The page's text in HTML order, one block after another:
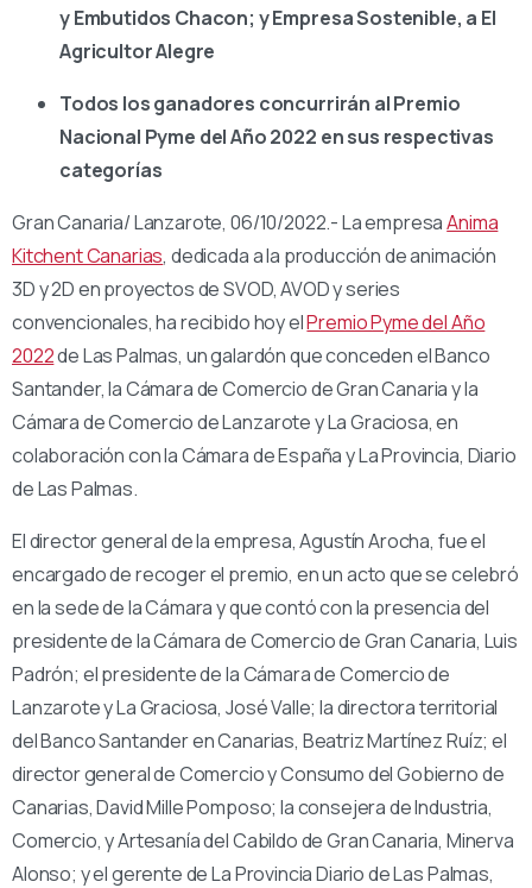
y Embutidos Chacon; y Empresa Sostenible, a El
Agricultor Alegre
Todos los ganadores concurrirán al Premio
Nacional Pyme del Año 2022 en sus respectivas
categorías
Gran Canaria/ Lanzarote, 06/10/2022.- La empresaAnima
Kitchent Canarias, dedicada a la producción de animación
3D y 2D en proyectos de SVOD, AVOD y series
convencionales, ha recibido hoy elPremio Pyme del Año
2022de Las Palmas, un galardón que conceden el Banco
Santander, la Cámara de Comercio de Gran Canaria y la
Cámara de Comercio de Lanzarote y La Graciosa, en
colaboración con la Cámara de España y La Provincia, Diario
de Las Palmas.
El director general de la empresa, Agustín Arocha, fue el
encargado de recoger el premio, en un acto que se celebró
en la sede de la Cámara y que contó con la presencia del
presidente de la Cámara de Comercio de Gran Canaria, Luis
Padrón; el presidente de la Cámara de Comercio de
Lanzarote y La Graciosa, José Valle; la directora territorial
del Banco Santander en Canarias, Beatriz Martínez Ruíz; el
director general de Comercio y Consumo del Gobierno de
Canarias, David Mille Pomposo; la consejera de Industria,
Comercio, y Artesanía del Cabildo de Gran Canaria, Minerva
Alonso; y el gerente de La Provincia Diario de Las Palmas,